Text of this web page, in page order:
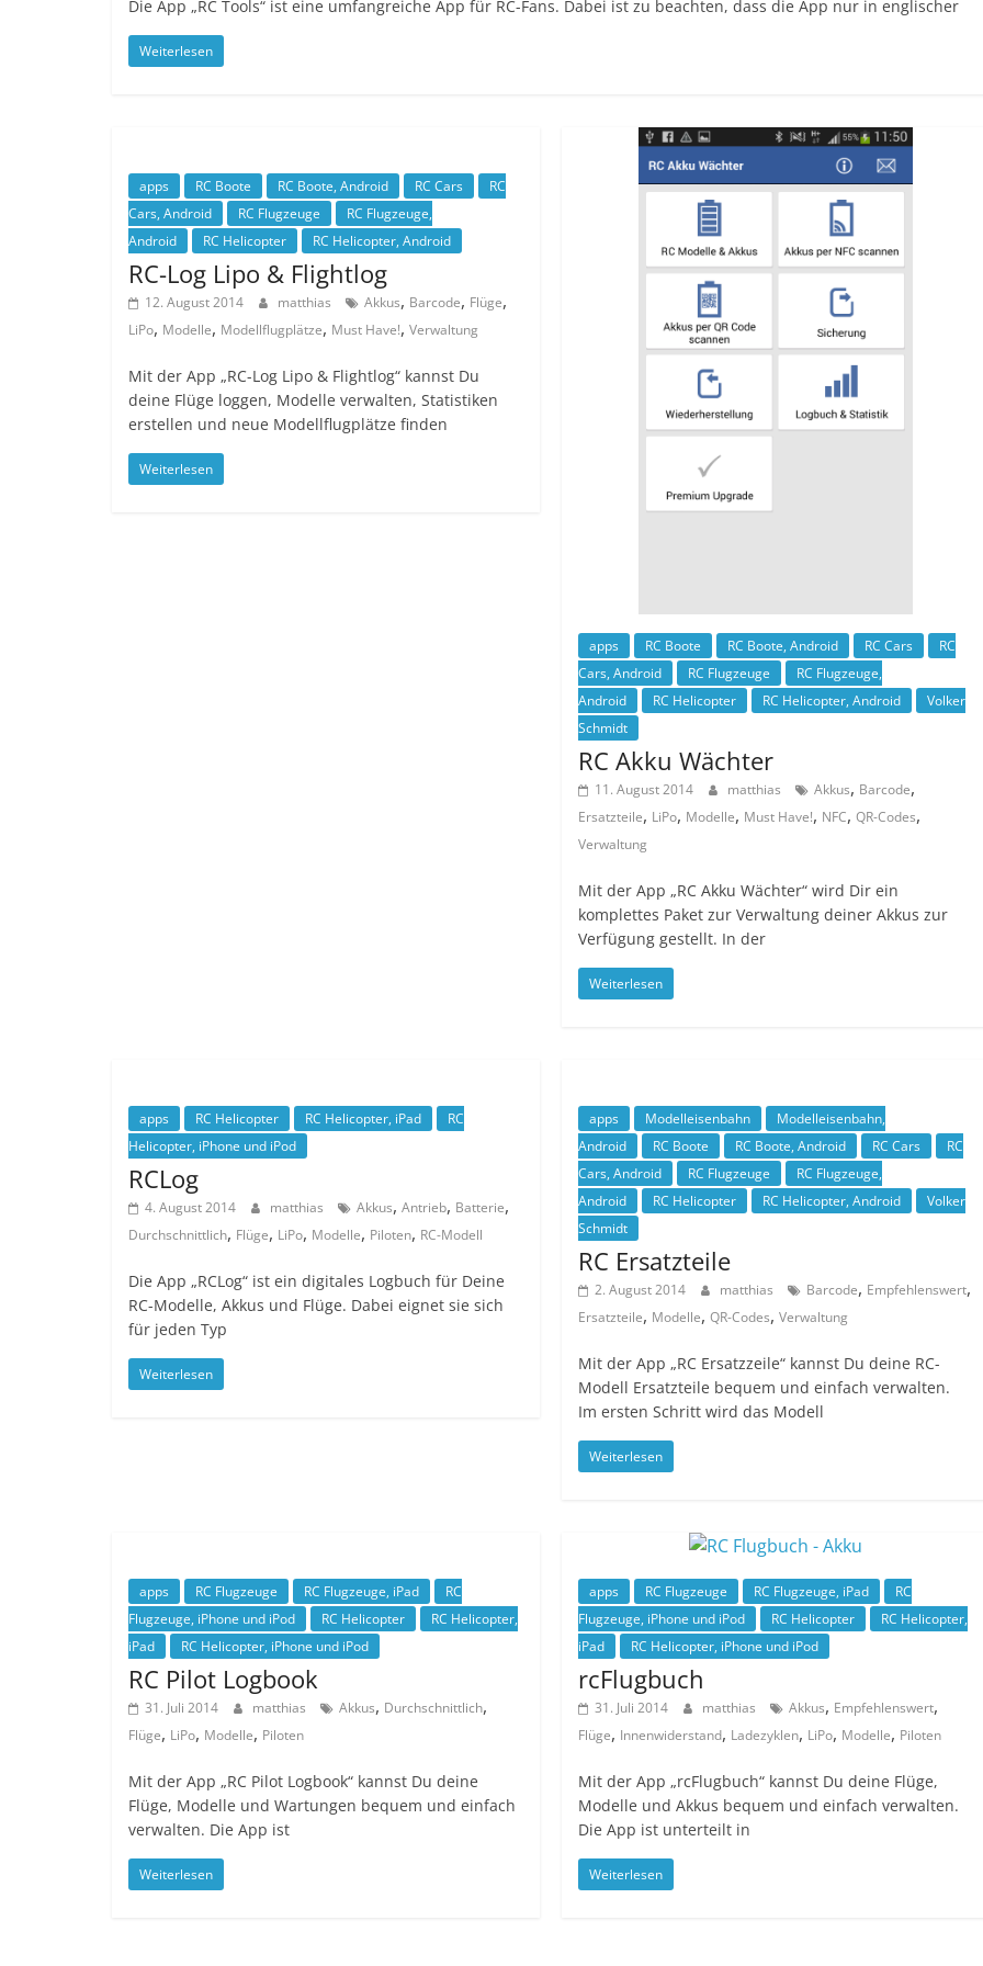
Die App „RC Tools“ ist eine umfangreiche App für RC-Fans. Dabei ist zu beachten, dass die App nur in englischer
Weiterlesen
apps RC Boote RC Boote, Android RC Cars
RC
Cars, Android
RC Flugzeuge
RC Flugzeuge,
Android
RC Helicopter RC Helicopter, Android
RC-Log Lipo & Flightlog
12. August 2014 matthias Akkus, Barcode, Flüge,
LiPo, Modelle, Modellflugplätze, Must Have!, Verwaltung
Mit der App „RC-Log Lipo & Flightlog“ kannst Du
deine Flüge loggen, Modelle verwalten, Statistiken
erstellen und neue Modellflugplätze finden
Weiterlesen
apps RC Boote RC Boote, Android RC Cars
RC
Cars, Android
RC Flugzeuge
RC Flugzeuge,
Android
RC Helicopter RC Helicopter, Android
Volker
Schmidt
RC Akku Wächter
11. August 2014 matthias Akkus, Barcode,
Ersatzteile, LiPo, Modelle, Must Have!, NFC,QR-Codes,
Verwaltung
Mit der App „RC Akku Wächter“ wird Dir ein
komplettes Paket zur Verwaltung deiner Akkus zur
Verfügung gestellt. In der
Weiterlesen
apps RC Helicopter RC Helicopter, iPad
RC
Helicopter, iPhone und iPod
RCLog
4. August 2014 matthias Akkus, Antrieb, Batterie,
Durchschnittlich, Flüge, LiPo, Modelle, Piloten, RC-Modell
Die App „RCLog“ ist ein digitales Logbuch für Deine
RC-Modelle, Akkus und Flüge. Dabei eignet sie sich
für jeden Typ
Weiterlesen
apps Modelleisenbahn
Modelleisenbahn,
Android
RC Boote RC Boote, Android RC Cars
RC
Cars, Android
RC Flugzeuge
RC Flugzeuge,
Android
RC Helicopter RC Helicopter, Android
Volker
Schmidt
RC Ersatzteile
2. August 2014 matthias Barcode, Empfehlenswert,
Ersatzteile, Modelle,QR-Codes,Verwaltung
Mit der App „RC Ersatzzeile“ kannst Du deine RC-
Modell Ersatzteile bequem und einfach verwalten.
Im ersten Schritt wird das Modell
Weiterlesen
apps RC Flugzeuge RC Flugzeuge, iPad
RC
Flugzeuge, iPhone und iPod
RC Helicopter
RC Helicopter,
iPad
RC Helicopter, iPhone und iPod
RC Pilot Logbook
31. Juli 2014 matthias Akkus, Durchschnittlich,
Flüge, LiPo, Modelle, Piloten
Mit der App „RC Pilot Logbook“ kannst Du deine
Flüge, Modelle und Wartungen bequem und einfach
verwalten. Die App ist
Weiterlesen
apps RC Flugzeuge RC Flugzeuge, iPad
RC
Flugzeuge, iPhone und iPod
RC Helicopter
RC Helicopter,
iPad
RC Helicopter, iPhone und iPod
rcFlugbuch
31. Juli 2014 matthias Akkus, Empfehlenswert,
Flüge, Innenwiderstand, Ladezyklen, LiPo, Modelle, Piloten
Mit der App „rcFlugbuch“ kannst Du deine Flüge,
Modelle und Akkus bequem und einfach verwalten.
Die App ist unterteilt in
Weiterlesen